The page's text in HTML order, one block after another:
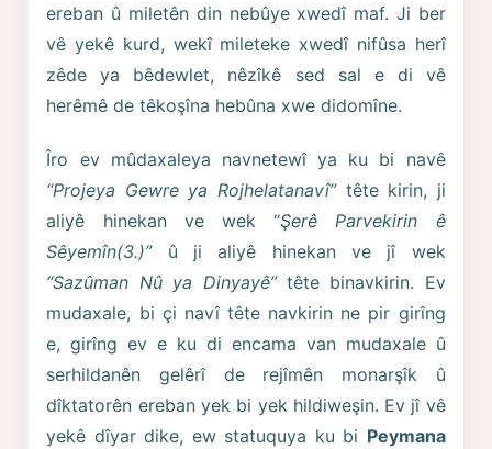
ereban û miletên din nebûye xwedî maf. Ji ber
vê yekê kurd, wekî mileteke xwedî nifûsa herî
zêde ya bêdewlet, nêzîkê sed sal e di vê
herêmê de têkoşîna hebûna xwe didomîne.
Îro ev mûdaxaleya navnetewî ya ku bi navê
“Projeya Gewre ya Rojhelatanavî”tête kirin, ji
aliyê hinekan ve wek “Şerê Parvekirin ê
Sêyemîn(3.)”û ji aliyê hinekan ve jî wek
“Sazûman Nû ya Dinyayê” tête binavkirin. Ev
mudaxale, bi çi navî tête navkirin ne pir girîng
e, girîng ev e ku di encama van mudaxale û
serhildanên gelêrî de rejîmên monarşîk û
dîktatorên ereban yek bi yek hildiweşin. Ev jî vê
yekê dîyar dike, ew statuquya ku bi Peymana